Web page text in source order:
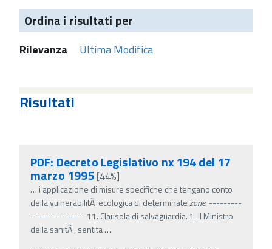
Ordina i risultati per
Rilevanza Ultima Modifica
Risultati
PDF: Decreto Legislativo nx 194 del 17
marzo 1995[44%]
… i applicazione di misure specifiche che tengano conto
della vulnerabilitÃ ecologica di determinatezone. ---------
--------------- 11. Clausola di salvaguardia. 1. Il Ministro
della sanitÃ , sentita…